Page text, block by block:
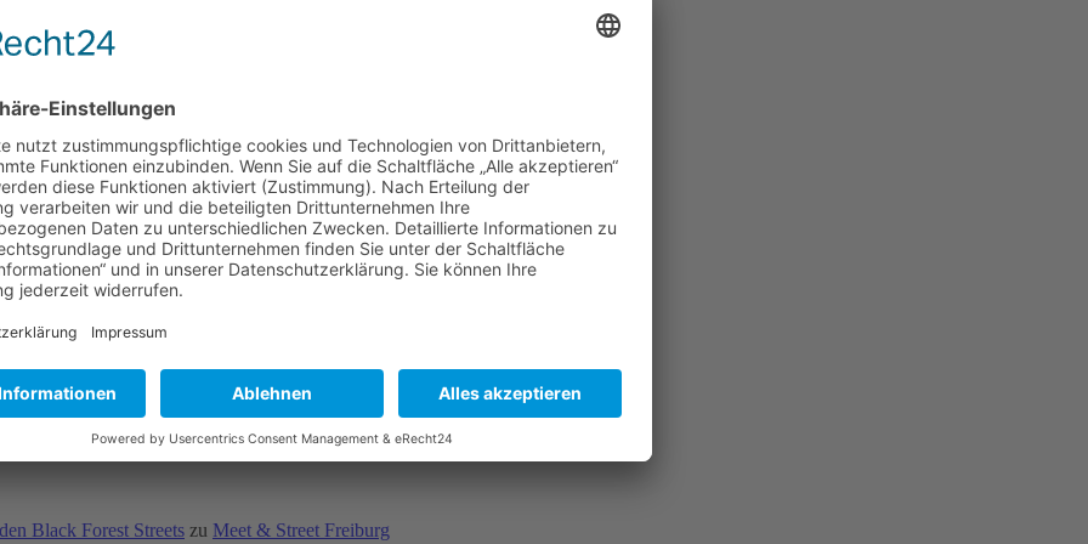
Black Forest Streets zu Meet & Street Freiburg